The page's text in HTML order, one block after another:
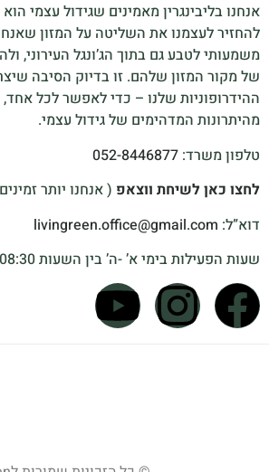
אנחנו בליבינגרין מאמינים שגידול עצמי
להחזיר לעצמנו את השליטה על המזון
משמעותי לטבע גם בתוך הג’ונגל העירוני,
של מקור המזון שלהם. זו בדיוק הסיבה
ההידרופוניות שלנו – כדי לאפשר לכל
מהיתרונות המדהימים של גידול עצמי.
טלפון משרד: 052-8446877
לחצו כאן לשיחת ווצאפ ( אנחנו יותר
דוא”ל: livingreen.office@gmail.com
שעות הפעילות בימי א’ -ה’ בין השעות 08:30 – 16:30